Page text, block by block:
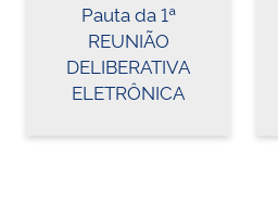
Pauta da 1ª
REUNIÃO
DELIBERATIVA
ELETRÔNICA